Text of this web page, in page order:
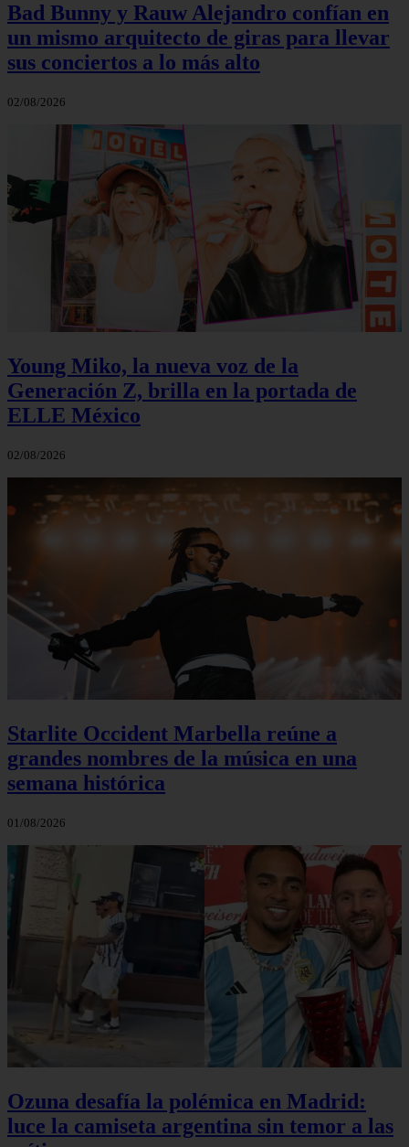
Bad Bunny y Rauw Alejandro confían en
un mismo arquitecto de giras para llevar
sus conciertos a lo más alto
02/08/2026
Young Miko, la nueva voz de la
Generación Z, brilla en la portada de
ELLE México
02/08/2026
Starlite Occident Marbella reúne a
grandes nombres de la música en una
semana histórica
01/08/2026
Ozuna desafía la polémica en Madrid:
luce la camiseta argentina sin temor a las